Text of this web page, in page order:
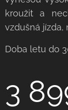
kroužit a
vzdušná jízda,
Doba letu do
3